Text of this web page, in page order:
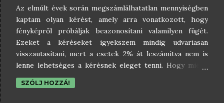
Az elmúlt évek során megszámlálhatatlan mennyiségben
kaptam olyan kérést, amely arra vonatkozott, hogy
fényképről próbáljak beazonosítani valamilyen fügét.
Ezeket a kéréseket igyekszem mindig udvariasan
visszautasítani, mert a esetek 2%-át leszámítva nem is
lenne lehetséges a kérésnek eleget tenni. Hogy miért,
ebben a cikkemben erről fogok értekezni.A közönséges
fügének (Ficus carica) több, mint 800 fajtája ismert, és a
SZÓLJ HOZZÁ!